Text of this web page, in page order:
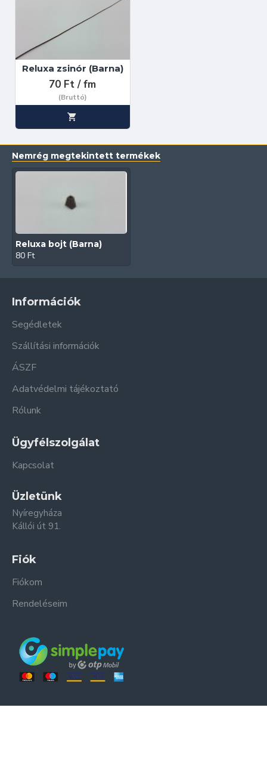
Reluxa zsinór (Barna)
70 Ft / fm
(Bruttó)
Nemrég megtekintett termékek
Reluxa bojt (Barna)
80 Ft
Információk
Segédletek
Szállítási információk
ÁSZF
Adatvédelmi tájékoztató
Rólunk
Ügyfélszolgálat
Kapcsolat
Üzletünk
Nyíregyháza
Kállói út 91.
Fiók
Fiókom
Rendeléseim